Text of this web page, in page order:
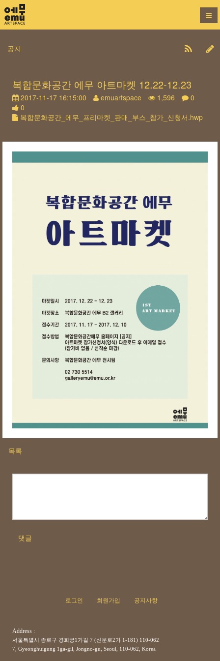
공지
복합문화공간 에무 아트마켓 12.22-12.23
2017-11-17 16:15:00 emuartspace 1,596
0
0
복합문화공간_에무_프리마켓_판매_부스_참가_신청서.hwp
목록
댓글
로그인 회원가입 공지사항
Address :
서울특별시 종로구 경희궁1가길 7 (신문로2가 1-181) 110-062
7, Gyeonghuigung 1ga-gil, Jongno-gu, Seoul, 110-062, Korea